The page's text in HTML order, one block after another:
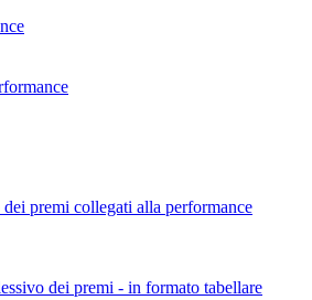
premi collegati alla performance
dei premi - in formato tabellare